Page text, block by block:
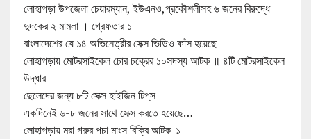
লোহাগড়া উপজেলা চেয়ারম্যান, ইউএনও,প্রকৌশলীসহ ৬ জনের বিরুদ্ধে
দুদকের ২ মামলা । গ্রেফতার ১
বাংলাদেশের যে ১৪ অভিনেত্রীর সেক্স ভিডিও ফাঁস হয়েছে
লোহাগড়ায় মোটরসাইকেল চোর চক্রের ১০সদস্য আটক ॥ ৪টি মোটরসাইকেল
উদ্ধার
ছেলেদের জন্য ৮টি সেক্স হাইজিন টিপ্‌স
একদিনেই ৬-৮ জনের সাথে সেক্স করতে হয়েছে…
লোহাগড়ায় মরা গরুর পচা মাংস বিক্রি আটক-১